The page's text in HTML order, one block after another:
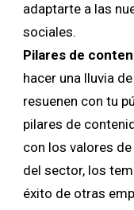
adaptarte a las
sociales.
Pilares de
hacer una lluvia
resuenen con tu
pilares de
con los valores
del sector, los
éxito de otras